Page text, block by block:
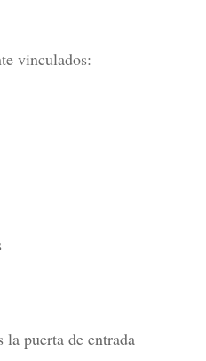
vinculados:
puerta de entrada